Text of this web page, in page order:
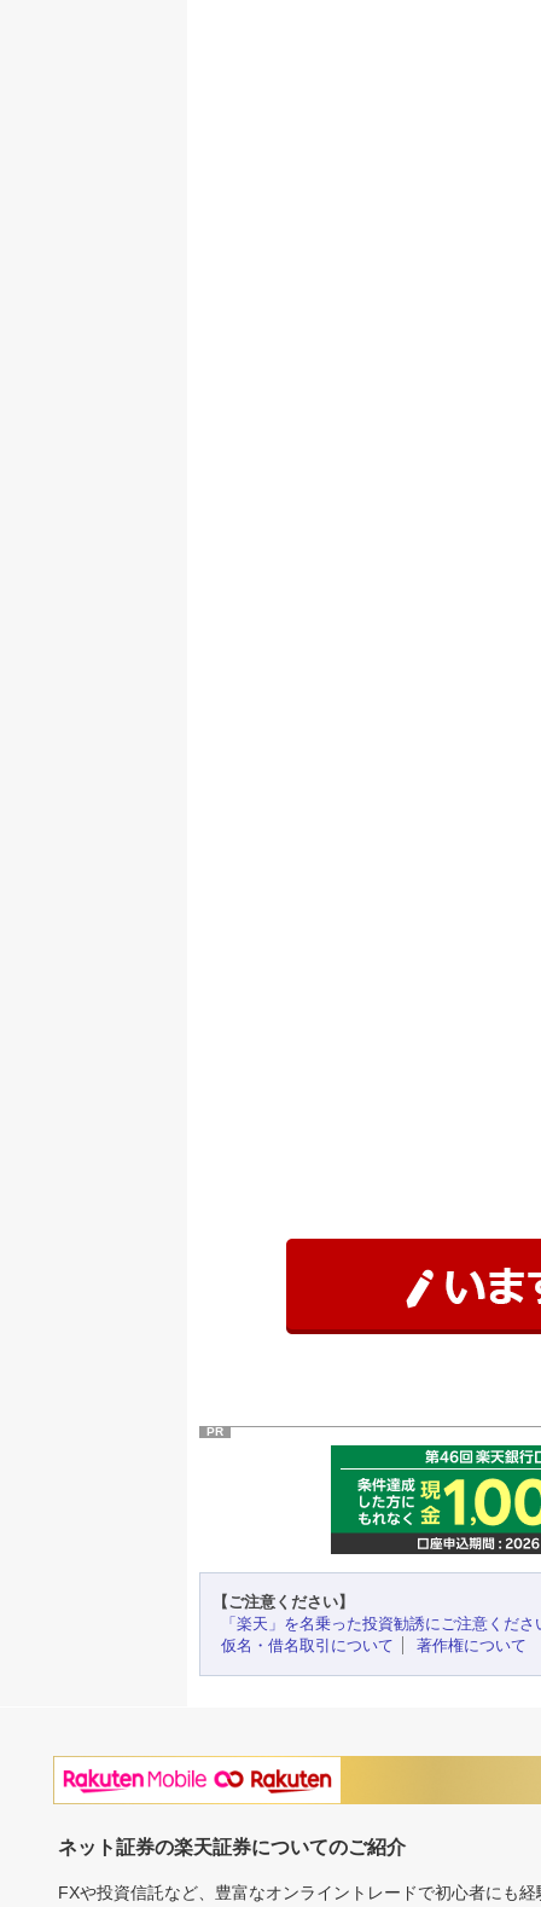
PR
【ご注意ください】
「楽天」を名乗った投資勧誘にご注意くださ
仮名・借名取引について
著作権について
ネット証券の楽天証券についてのご紹介
FXや投資信託など、豊富なオンライントレードで初心者にも